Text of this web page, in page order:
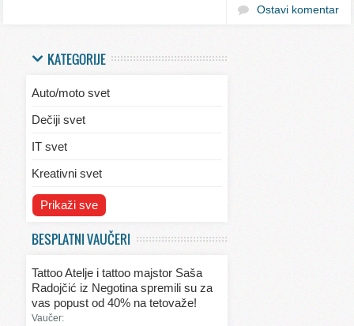
Ostavi komentar
KATEGORIJE
Auto/moto svet
Dečiji svet
IT svet
Kreativni svet
Svet ekologije
Svet kulinarstva
Svet lepote
Prikaži sve
BESPLATNI VAUČERI
Tattoo Atelje i tattoo majstor Saša
Radojčić iz Negotina spremili su za
vas popust od 40% na tetovaže!
Vaučer: